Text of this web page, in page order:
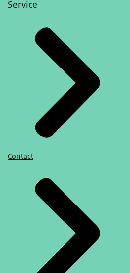
Service
Contact